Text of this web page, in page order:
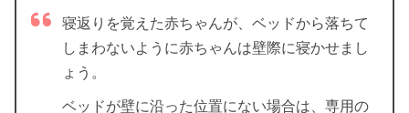
寝返りを覚えた赤ちゃんが、ベッドから落ちて
しまわないように赤ちゃんは壁際に寝かせまし
ょう。
ベッドが壁に沿った位置にない場合は、専用の